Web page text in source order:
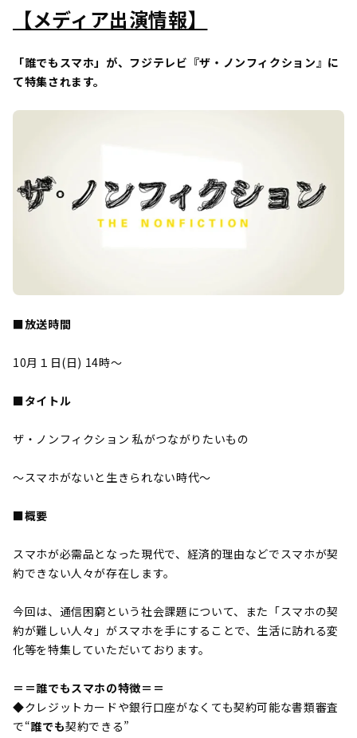
【メディア出演情報】
「誰でもスマホ」が、フジテレビ『ザ・ノンフィクション』に
て特集されます。
■放送時間
10月１日(日) 14時～
■タイトル
ザ・ノンフィクション 私がつながりたいもの
～スマホがないと生きられない時代～
■概要
スマホが必需品となった現代で、経済的理由などでスマホが契
約できない人々が存在します。
今回は、通信困窮という社会課題について、また「スマホの契
約が難しい人々」がスマホを手にすることで、生活に訪れる変
化等を特集していただいております。
＝＝誰でもスマホの特徴＝＝
◆クレジットカードや銀行口座がなくても契約可能な書類審査
で“誰でも契約できる”